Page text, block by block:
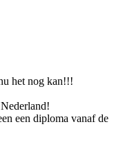
het nog kan!!!
een diploma vanaf de